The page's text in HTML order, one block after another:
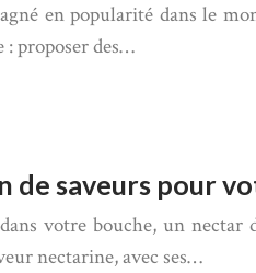
en popularité dans le
: proposer des…
de saveurs pour
votre bouche, un nectar
nectarine, avec ses…